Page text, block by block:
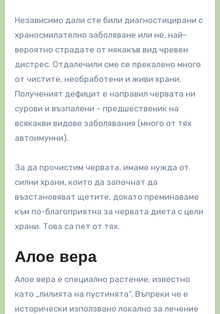
Независимо дали сте били диагностицирани с
храносмилателно заболяване или не, най-
вероятно страдате от някакъв вид чревен
дистрес. Отдалечили сме се прекалено много
от чистите, необработени и живи храни.
Полученият дефицит е направил червата ни
сурови и възпалени – предшественик на
всякакви видове заболявания (много от тях
автоимунни).
За да прочистим червата, имаме нужда от
силни храни, които да започнат да
възстановяват щетите, докато преминаваме
към по-благоприятна за червата диета с цели
храни. Това са пет от тях.
Алое вера
Алое вера е специално растение, известно
като „лилията на пустинята“. Въпреки че е
исторически използвано локално за лечение